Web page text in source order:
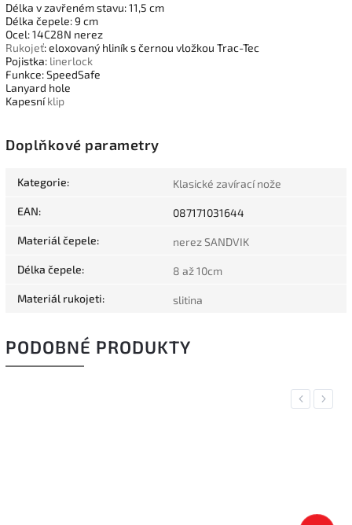
Délka v zavřeném stavu: 11,5 cm
Délka čepele: 9 cm
Ocel: 14C28N nerez
Rukojeť: eloxovaný hliník s černou vložkou Trac-Tec
Pojistka: linerlock
Funkce: SpeedSafe
Lanyard hole
Kapesníklip
Doplňkové parametry
Kategorie: Klasické zavírací nože
EAN: 087171031644
Materiál čepele: nerez SANDVIK
Délka čepele: 8 až 10cm
Materiál rukojeti: slitina
PODOBNÉ PRODUKTY
Previous
Next